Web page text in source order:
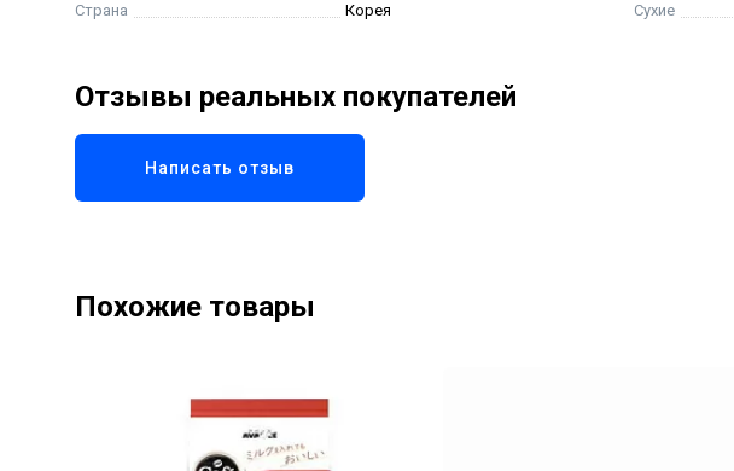
Страна Корея Сухие
Отзывы реальных покупателей
Написать отзыв
Похожие товары